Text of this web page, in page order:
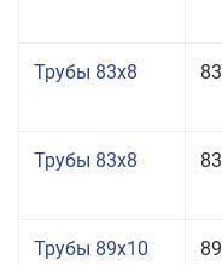
Трубы 83x8 83
Трубы 83x8 83
Трубы 89x10 89